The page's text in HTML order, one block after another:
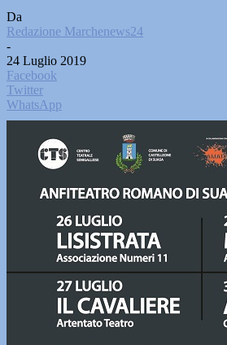
Da
Redazione Marchenews24
-
24 Luglio 2019
Facebook
Twitter
WhatsApp